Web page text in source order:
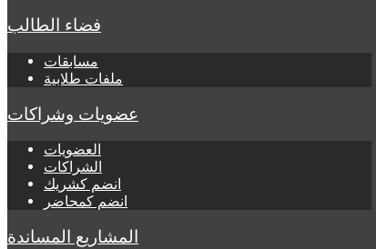
فضاء الطالب
مسابقات
ملفات طلابية
عضويات وشراكات
العضويات
الشراكات
انضم كشريك
انضم كمحاضر
المشاريع المساندة